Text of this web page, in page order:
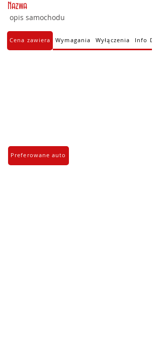
Nazwa
opis samochodu
Cena zawiera Wymagania Wyłączenia Info
Preferowane auto